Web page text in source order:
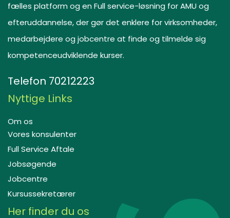
fælles platform og en Full service-løsning for AMU og
efteruddannelse, der gør det enklere for virksomheder,
medarbejdere og jobcentre at finde og tilmelde sig
kompetenceudviklende kurser.
Telefon 70212223
Nyttige Links
Om os
Vores konsulenter
Full Service Aftale
Jobsøgende
Jobcentre
Kursussekretærer
Her finder du os